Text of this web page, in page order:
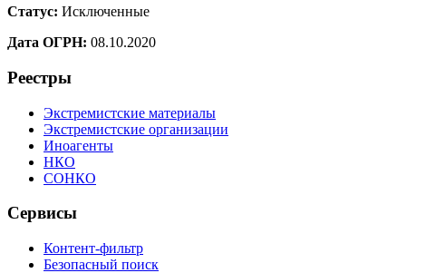
Статус: Исключенные
Дата ОГРН: 08.10.2020
Реестры
Экстремистские материалы
Экстремистские организации
Иноагенты
НКО
СОНКО
Сервисы
Контент-фильтр
Безопасный поиск